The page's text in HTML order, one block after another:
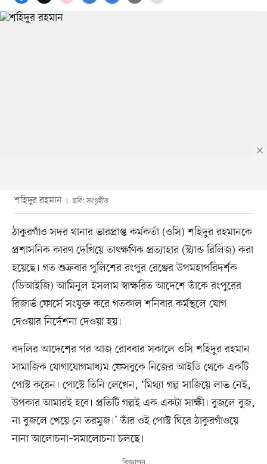
শহিদুর রহমান ছবি: সংগৃহীত
ঠাকুরগাঁও সদর থানার ভারপ্রাপ্ত কর্মকর্তা (ওসি) শহিদুর রহমানকে
প্রশাসনিক কারণ দেখিয়ে তাৎক্ষণিক প্রত্যাহার (স্ট্যান্ড রিলিজ) করা
হয়েছে। গত শুক্রবার পুলিশের রংপুর রেঞ্জের উপমহাপরিদর্শক
(ডিআইজি) আমিনুল ইসলাম স্বাক্ষরিত আদেশে তাঁকে রংপুরের
রিজার্ভ ফোর্সে সংযুক্ত করে গতকাল শনিবার কর্মস্থলে যোগ
দেওয়ার নির্দেশনা দেওয়া হয়।
বদলির আদেশের পর আজ রোববার সকালে ওসি শহিদুর রহমান
সামাজিক যোগাযোগমাধ্যম ফেসবুকে নিজের আইডি থেকে একটি
পোস্ট করেন। পোস্টে তিনি লেখেন, ‘মিথ্যা গল্প সাজিয়ে লাভ নেই,
উপকার আমারই হবে। প্রতিটি গল্পই এক একটা সাক্ষী। বুজলে বুজ,
না বুজলে খেয়ে নে তরমুজ।’ তাঁর ওই পোস্ট ঘিরে ঠাকুরগাঁওয়ে
নানা আলোচনা–সমালোচনা চলছে।